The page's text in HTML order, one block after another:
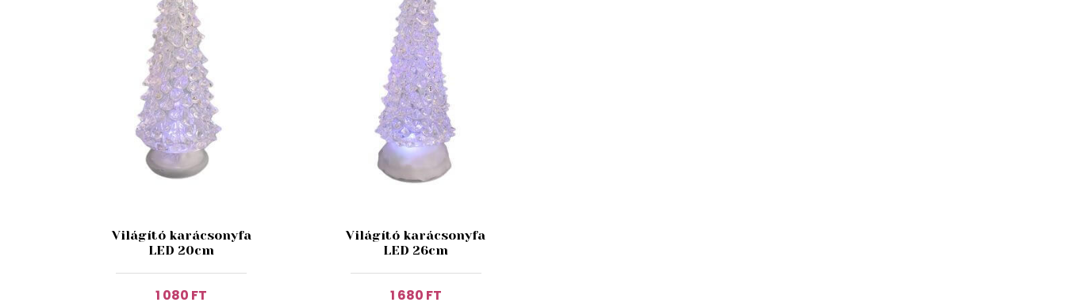
Világító karácsonyfa
LED 20cm
1 080 FT
Világító karácsonyfa
LED 26cm
1 680 FT